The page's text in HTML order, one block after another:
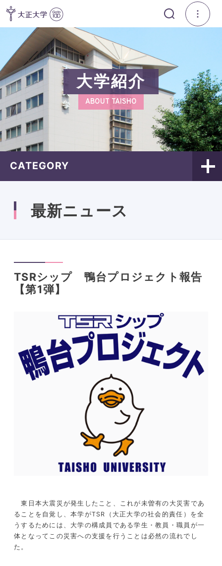
大学紹介
ABOUT TAISHO
CATEGORY
最新ニュース
TSRシップ 鴨台プロジェクト報告
【第1弾】
東日本大震災が発生したこと、これが未曽有の大災害であ
ることを自覚し、本学がTSR（大正大学の社会的責任）を全
うするためには、大学の構成員である学生・教員・職員が一
体となってこの災害への支援を行うことは必然の流れでし
た。